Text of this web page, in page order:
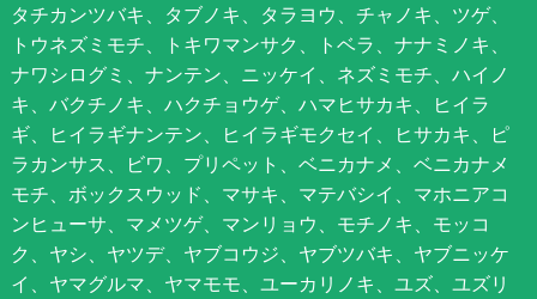
タチカンツバキ、タブノキ、タラヨウ、チャノキ、ツゲ、
トウネズミモチ、トキワマンサク、トベラ、ナナミノキ、
ナワシログミ、ナンテン、ニッケイ、ネズミモチ、ハイノ
キ、バクチノキ、ハクチョウゲ、ハマヒサカキ、ヒイラ
ギ、ヒイラギナンテン、ヒイラギモクセイ、ヒサカキ、ピ
ラカンサス、ビワ、プリペット、ベニカナメ、ベニカナメ
モチ、ボックスウッド、マサキ、マテバシイ、マホニアコ
ンヒューサ、マメツゲ、マンリョウ、モチノキ、モッコ
ク、ヤシ、ヤツデ、ヤブコウジ、ヤブツバキ、ヤブニッケ
イ、ヤマグルマ、ヤマモモ、ユーカリノキ、ユズ、ユズリ